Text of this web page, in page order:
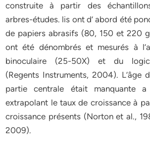
construite à partir des
arbres-études. lis ont d’ abord été
de papiers abrasifs (80, 150 et 220
ont été dénombrés et mesurés à
binoculaire (25-50X) et du
(Regents Instruments, 2004). L’âge
partie centrale était manquante
extrapolant le taux de croissance à
croissance présents (Norton et al.,
2009).